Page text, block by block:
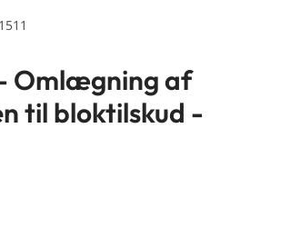
Omlægning af
til bloktilskud -